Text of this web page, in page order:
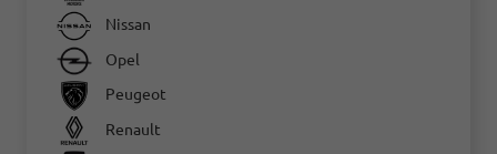
Nissan
Opel
Peugeot
Renault